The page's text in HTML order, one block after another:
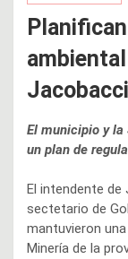
Jacobacci
El municipio y la
un plan de
El intendente de
sectetario de
mantuvieron
Minería de la